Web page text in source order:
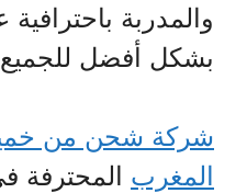
والمدربة
بشكل أفضل
شركة شحن من
المغرب المحترفة